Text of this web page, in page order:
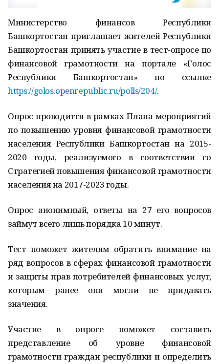
Министерство финансов Республики
Башкортостан приглашает жителей Республики
Башкортостан принять участие в тест-опросе по
финансовой грамотности на портале «Голос
Республики Башкортостан» по ссылке
https://golos.openrepublic.ru/polls/204/.
Опрос проводится в рамках Плана мероприятий
по повышению уровня финансовой грамотности
населения Республики Башкортостан на 2015-
2020 годы, реализуемого в соответствии со
Стратегией повышения финансовой грамотности
населения на 2017-2023 годы.
Опрос анонимный, ответы на 27 его вопросов
займут всего лишь порядка 10 минут.
Тест поможет жителям обратить внимание на
ряд вопросов в сферах финансовой грамотности
и защиты прав потребителей финансовых услуг,
которым ранее они могли не придавать
значения.
Участие в опросе поможет составить
представление об уровне финансовой
грамотности граждан республики и определить